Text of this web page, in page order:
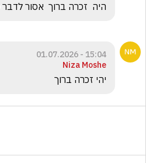
היה  זכרה ברוך  אסור
15:04 - 01.07.2026
Niza Moshe
יהי זכרה ברוך